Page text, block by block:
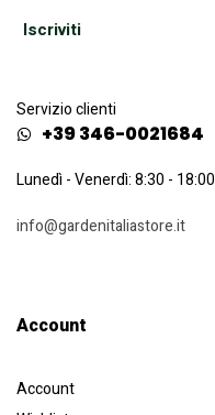
Servizio clienti
+39 346-0021684
Lunedì - Venerdì: 8:30 - 18:00
info@gardenitaliastore.it
Account​
Account